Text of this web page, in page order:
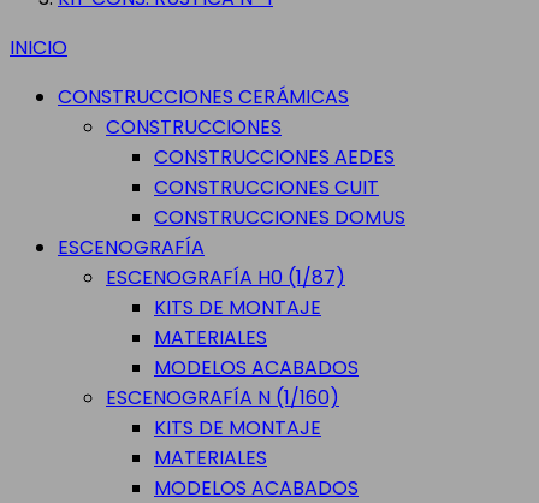
INICIO
CONSTRUCCIONES CERÁMICAS
CONSTRUCCIONES
CONSTRUCCIONES AEDES
CONSTRUCCIONES CUIT
CONSTRUCCIONES DOMUS
ESCENOGRAFÍA
ESCENOGRAFÍA H0 (1/87)
KITS DE MONTAJE
MATERIALES
MODELOS ACABADOS
ESCENOGRAFÍA N (1/160)
KITS DE MONTAJE
MATERIALES
MODELOS ACABADOS